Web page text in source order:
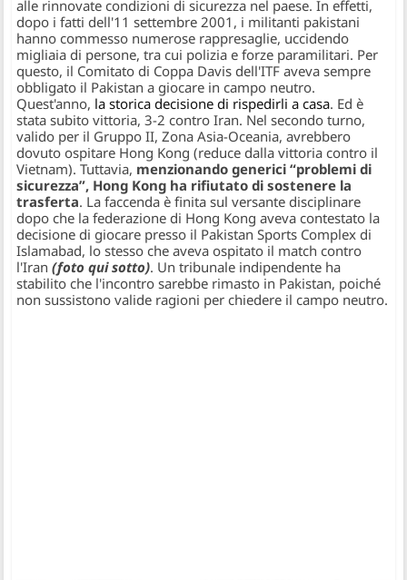
alle rinnovate condizioni di sicurezza nel paese. In effetti,
dopo i fatti dell'11 settembre 2001, i militanti pakistani
hanno commesso numerose rappresaglie, uccidendo
migliaia di persone, tra cui polizia e forze paramilitari. Per
questo, il Comitato di Coppa Davis dell'ITF aveva sempre
obbligato il Pakistan a giocare in campo neutro.
Quest'anno, la storica decisione di rispedirli a casa. Ed è
stata subito vittoria, 3-2 contro Iran. Nel secondo turno,
valido per il Gruppo II, Zona Asia-Oceania, avrebbero
dovuto ospitare Hong Kong (reduce dalla vittoria contro il
Vietnam). Tuttavia, menzionando generici “problemi di
sicurezza”, Hong Kong ha rifiutato di sostenere la
trasferta. La faccenda è finita sul versante disciplinare
dopo che la federazione di Hong Kong aveva contestato la
decisione di giocare presso il Pakistan Sports Complex di
Islamabad, lo stesso che aveva ospitato il match contro
l'Iran(foto qui sotto). Un tribunale indipendente ha
stabilito che l'incontro sarebbe rimasto in Pakistan, poiché
non sussistono valide ragioni per chiedere il campo neutro.